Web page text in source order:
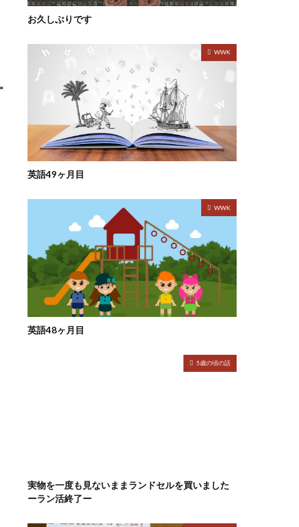
お久しぶりです
WWK
英語49ヶ月目
WWK
英語48ヶ月目
5歳の頃の話
実物を一度も見ないままランドセルを買いました
ーラン活終了ー